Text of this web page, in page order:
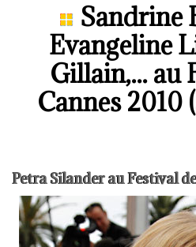
Sandrine
Evangeline
Gillain,... au
Cannes 2010
Petra Silander au Festival